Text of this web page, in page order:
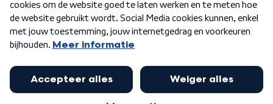
Algemene voorwaarden